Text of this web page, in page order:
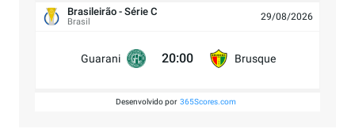
Brasileirão - Série C
Brasil 29/08/2026
Guarani 20:00 Brusque
Desenvolvido por 365Scores.com